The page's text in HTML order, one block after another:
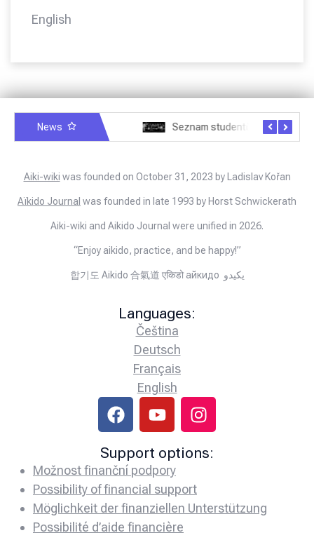
English
News Seznam studentů Moriheie Ueshiby
Aiki-wiki was founded on October 31, 2023 by Ladislav Kořan
Aïkido Journal was founded in late 1993 by Horst Schwickerath
Aiki-wiki and Aikido Journal were unified in 2026.
“Enjoy aikido, practice, and be happy!”
합기도 Aikido 合氣道 एकिडो айкидо يكيدو
Languages:
Čeština
Deutsch
Français
English
Support options:
Možnost finanční podpory
Possibility of financial support
Möglichkeit der finanziellen Unterstützung
Possibilité d’aide financière